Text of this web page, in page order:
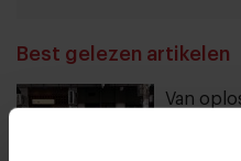
Best gelezen artikelen
Van